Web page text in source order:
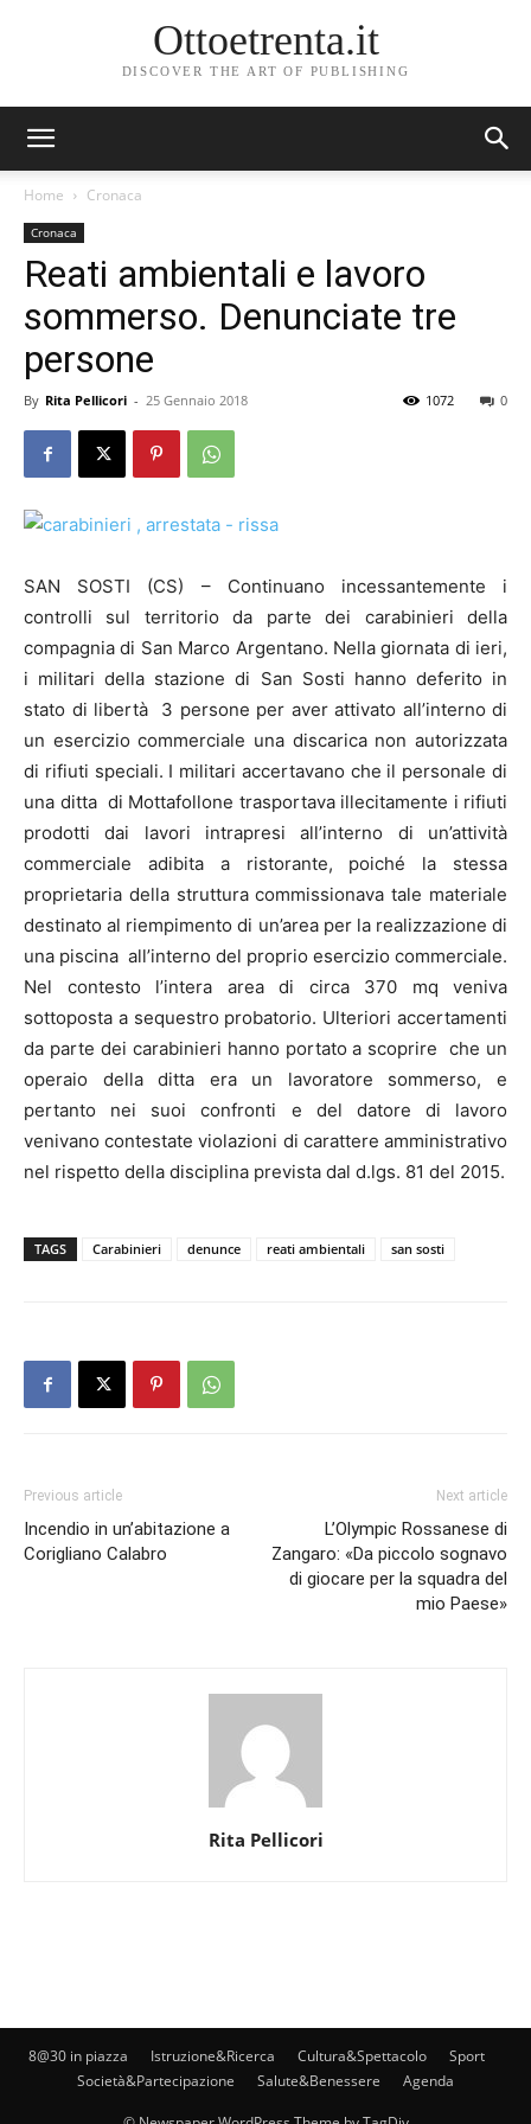
Ottoetrenta.it
DISCOVER THE ART OF PUBLISHING
Home Cronaca
Cronaca
Reati ambientali e lavoro
sommerso. Denunciate tre
persone
By Rita Pellicori - 25 Gennaio 2018 0
1072
SAN SOSTI (CS) – Continuano incessantemente i
controlli sul territorio da parte dei carabinieri della
compagnia di San Marco Argentano. Nella giornata di ieri,
i militari della stazione di San Sosti hanno deferito in
stato di libertà 3 persone per aver attivato all’interno di
un esercizio commerciale una discarica non autorizzata
di rifiuti speciali. I militari accertavano che il personale di
una ditta di Mottafollone trasportava illecitamente i rifiuti
prodotti dai lavori intrapresi all’interno di un’attività
commerciale adibita a ristorante, poiché la stessa
proprietaria della struttura commissionava tale materiale
destinato al riempimento di un’area per la realizzazione di
una piscina all’interno del proprio esercizio commerciale.
Nel contesto l’intera area di circa 370 mq veniva
sottoposta a sequestro probatorio. Ulteriori accertamenti
da parte dei carabinieri hanno portato a scoprire che un
operaio della ditta era un lavoratore sommerso, e
pertanto nei suoi confronti e del datore di lavoro
venivano contestate violazioni di carattere amministrativo
nel rispetto della disciplina prevista dal d.lgs. 81 del 2015.
TAGS Carabinieri denunce reati ambientali san sosti
Previous article
Incendio in un’abitazione a
Corigliano Calabro
Next article
L’Olympic Rossanese di
Zangaro: «Da piccolo sognavo
di giocare per la squadra del
mio Paese»
Rita Pellicori
8@30 in piazza Istruzione&Ricerca Cultura&Spettacolo
Sport
Società&Partecipazione
Salute&Benessere Agenda